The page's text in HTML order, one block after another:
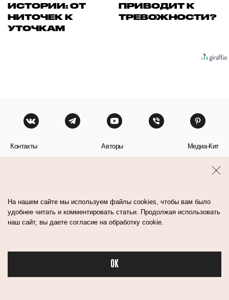
Бьюти в спорте
ИСТОРИИ: ОТ
НИТОЧЕК К
УТОЧКАМ
ПРИВОДИТ К
ТРЕВОЖНОСТИ?
Контакты Авторы Медиа-Кит
На нашем сайте мы используем файлы cookies, чтобы вам было
удобнее читать и комментировать статьи. Продолжая использовать
наш сайт, вы даете согласие на обработку cookie.
OK